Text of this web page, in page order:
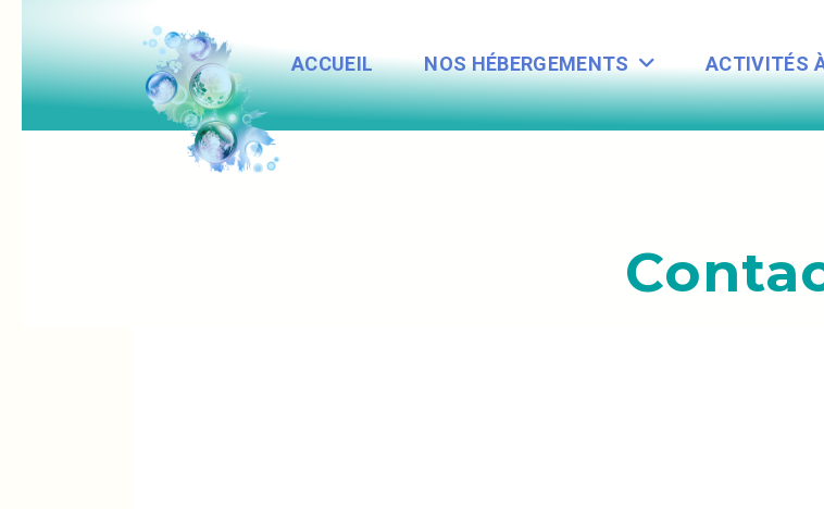
ACCUEIL NOS HÉBERGEMENTS ACTIVITÉS